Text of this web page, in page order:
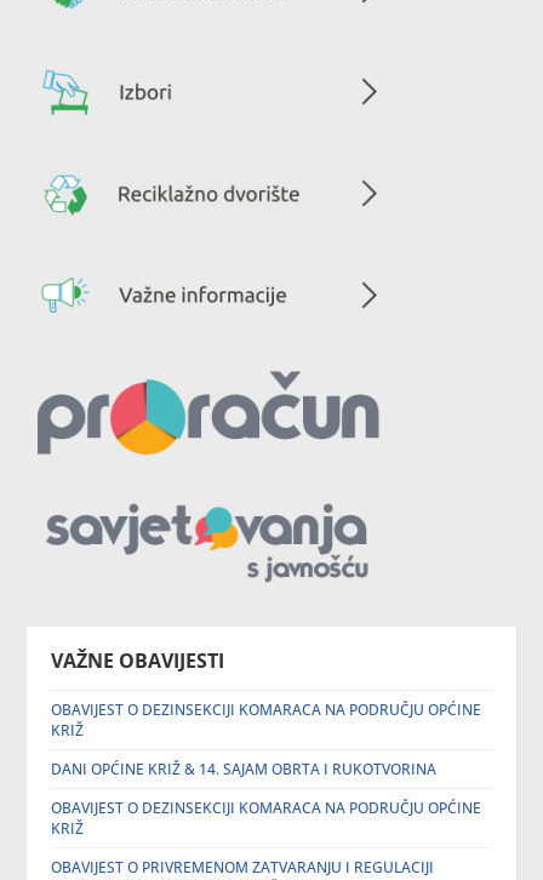
VAŽNE OBAVIJESTI
OBAVIJEST O DEZINSEKCIJI KOMARACA NA PODRUČJU OPĆINE
KRIŽ
DANI OPĆINE KRIŽ & 14. SAJAM OBRTA I RUKOTVORINA
OBAVIJEST O DEZINSEKCIJI KOMARACA NA PODRUČJU OPĆINE
KRIŽ
OBAVIJEST O PRIVREMENOM ZATVARANJU I REGULACIJI